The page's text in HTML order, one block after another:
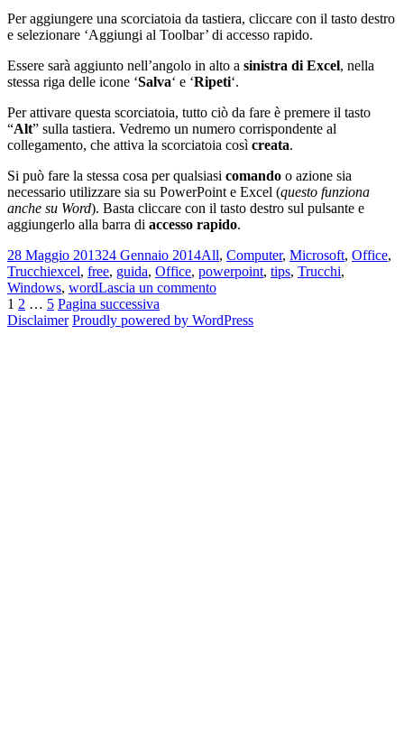
Per aggiungere una scorciatoia da tastiera, cliccare con il tasto destro
e selezionare ‘Aggiungi al Toolbar’ di accesso rapido.
Essere sarà aggiunto nell’angolo in alto a sinistra di Excel, nella
stessa riga delle icone ‘Salva‘ e ‘Ripeti‘.
Per attivare questa scorciatoia, tutto ciò da fare è premere il tasto
“Alt” sulla tastiera. Vedremo un numero corrispondente al
collegamento, che attiva la scorciatoia così creata.
Si può fare la stessa cosa per qualsiasi comando o azione sia
necessario utilizzare sia su PowerPoint e Excel (questo funziona
anche su Word). Basta cliccare con il tasto destro sul pulsante e
aggiungerlo alla barra di accesso rapido.
Scritto
il
28 Maggio 201324 Gennaio 2014Categorie
All, Computer, Microsoft, Office,
TrucchiTag
excel, free, guida, Office, powerpoint, tips, Trucchi,
Windows, wordLascia un commentosu
creare
Paginazione
degli
Pagina
1 Pagina
2 … Pagina
5 Pagina successiva
Disclaimer Proudly powered by WordPress